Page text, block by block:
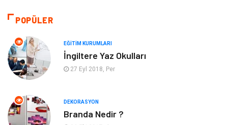
Hukuk
Otomotiv
Yapı İnşaat
Tatil
Bahçe Ev Maden ve Metal
POPÜLER
EĞITIM KURUMLARI
İngiltere Yaz Okulları
27 Eyl 2018, Per
DEKORASYON
Branda Nedir ?